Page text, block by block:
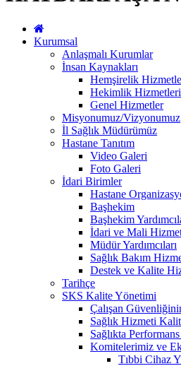
Kurumsal
Anlaşmalı Kurumlar
İnsan Kaynakları
Hemşirelik
Hekimlik Hizmetleri
Genel Hizmetler
Misyonumuz/Vizyonumuz
İl Sağlık Müdürümüz
Hastane Tanıtım
Video Galeri
Foto Galeri
İdari Birimler
Hastane
Başhekim
Başhekim
İdari ve Mali
Müdür Yardımcıları
Sağlık Bakım
Destek ve Kalite
Tarihçe
SKS Kalite Yönetimi
Çalışan
Sağlık Hizmeti
Sağlıkta
Komitelerimiz ve
Tıbbi Cihaz